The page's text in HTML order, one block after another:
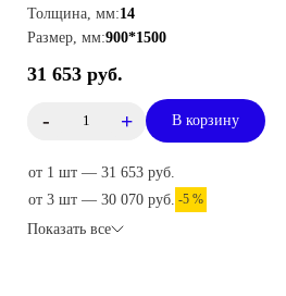
Толщина, мм:14
Размер, мм:900*1500
31 653 руб.
- + В корзину
от 1 шт — 31 653 руб.
от 3 шт — 30 070 руб. -5 %
Показать все